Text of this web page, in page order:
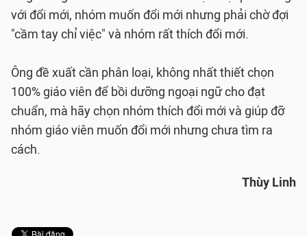
với đổi mới, nhóm muốn đổi mới nhưng phải chờ đợi
"cầm tay chỉ việc" và nhóm rất thích đổi mới.
Ông đề xuất cần phân loại, không nhất thiết chọn
100% giáo viên để bồi dưỡng ngoại ngữ cho đạt
chuẩn, mà hãy chọn nhóm thích đổi mới và giúp đỡ
nhóm giáo viên muốn đổi mới nhưng chưa tìm ra
cách.
Thùy Linh